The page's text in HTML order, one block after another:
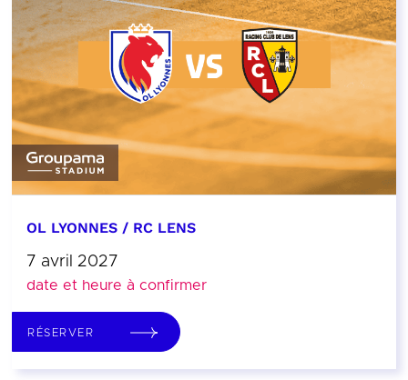
OL LYONNES / RC LENS
7 avril 2027
date et heure à confirmer
RÉSERVER